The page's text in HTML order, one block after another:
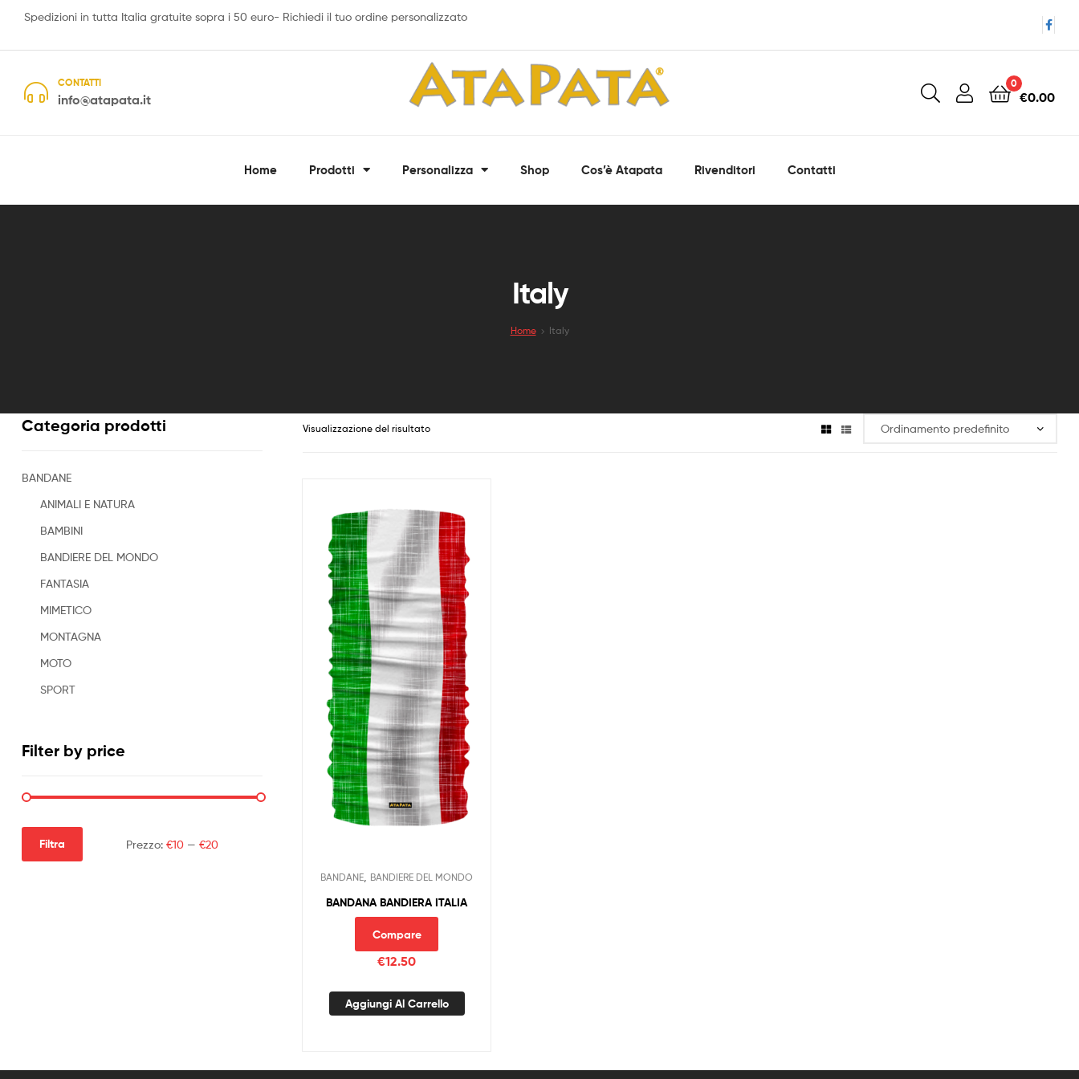
Spedizioni in tutta Italia gratuite sopra i 50 euro- Richiedi il tuo ordine personalizzato
CONTATTI
info@atapata.it
Bandane,
multiuso
0
€0.00
Home Prodotti Personalizza Shop Cos’è Atapata Rivenditori Contatti
Italy
Home Italy
Visualizzazione del risultato
BANDANE BANDIERE DEL MONDO
BANDANA BANDIERA ITALIA
Compare
€12.50
Aggiungi Al Carrello
Categoria prodotti
BANDANE
ANIMALI E NATURA
BAMBINI
BANDIERE DEL MONDO
FANTASIA
MIMETICO
MONTAGNA
MOTO
SPORT
Filter by price
Filtra Prezzo:€10 —€20